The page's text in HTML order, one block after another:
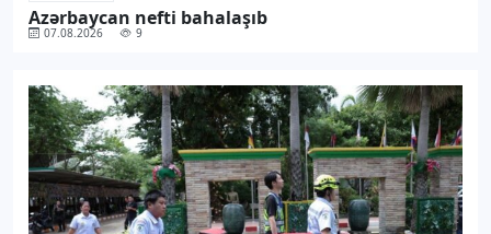
Azərbaycan nefti bahalaşıb
07.08.2026 9